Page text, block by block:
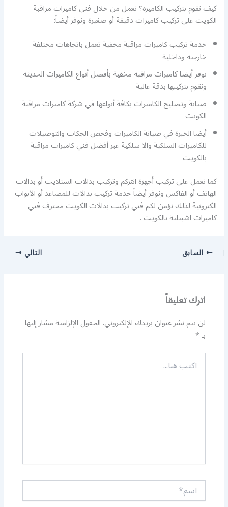
كيف نقوم بتركيب الكاميرة؟ نعمل من خلال فني كاميرات مراقبة
الكويت على تركيب كاميرات دقيقة أو صغيرة ونوفر أيضاً:
خدمة تركيب كاميرات مراقبة مخفية تعمل باتجاهات مختلفة
خارجية وداخلية
نوفر أيضا كاميرات مراقبة مخفية بأفضل أنواع الكاميرات الحديثة
ونقوم بتركيبها بدقة عالية
صيانة وتصليح الكاميرات بكافة أنواعها في شركة كاميرات مراقبة
الكويت
أيضا الخبرة في صيانة الكاميرات وفحص الجكات والتوصيلات
للكاميرات السلكية والا سلكية عبر أفضل فني كاميرات مراقبة
بالكويت
كما نعمل على تركيب أجهزة انتركم وتركيب بدالات الستلايت أو بدالات
الهاتف أو الفاكس ونوفر أيضاً خدمة تركيب بدالات للمصاعد أو الأبواب
الكترونية لذلك نؤمن لكم فني تركيب بدالات الكويت محترف فني
كاميرات اشبيلية بالكويت .
السابق التالي
اترك تعليقاً
لن يتم نشر عنوان بريدك الإلكتروني.الحقول الإلزامية مشار إليها
بـ*
اكتب
هنا...
اسم*